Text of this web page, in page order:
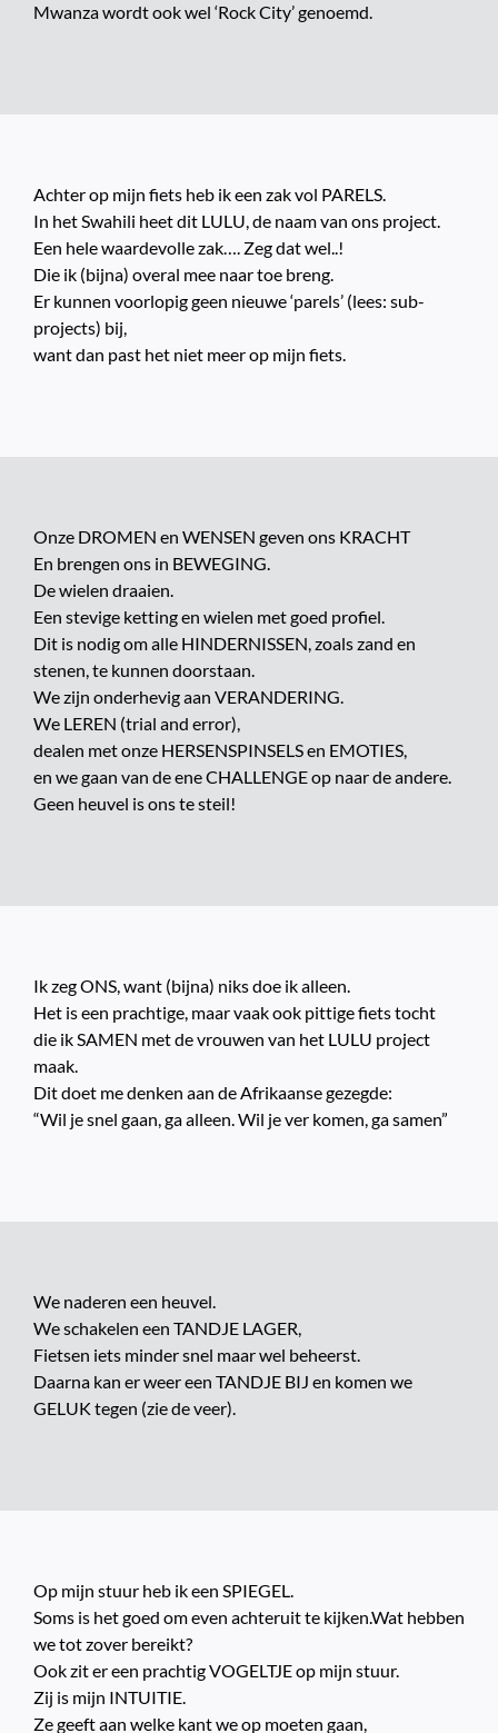
Mwanza wordt ook wel ‘Rock City’ genoemd.
Achter op mijn fiets heb ik een zak vol PARELS.
In het Swahili heet dit LULU, de naam van ons project.
Een hele waardevolle zak…. Zeg dat wel..!
Die ik (bijna) overal mee naar toe breng.
Er kunnen voorlopig geen nieuwe ‘parels’ (lees: sub-
projects) bij,
want dan past het niet meer op mijn fiets.
Onze DROMEN en WENSEN geven ons KRACHT
En brengen ons in BEWEGING.
De wielen draaien.
Een stevige ketting en wielen met goed profiel.
Dit is nodig om alle HINDERNISSEN, zoals zand en
stenen, te kunnen doorstaan.
We zijn onderhevig aan VERANDERING.
We LEREN (trial and error),
dealen met onze HERSENSPINSELS en EMOTIES,
en we gaan van de ene CHALLENGE op naar de andere.
Geen heuvel is ons te steil!
Ik zeg ONS, want (bijna) niks doe ik alleen.
Het is een prachtige, maar vaak ook pittige fiets tocht
die ik SAMEN met de vrouwen van het LULU project
maak.
Dit doet me denken aan de Afrikaanse gezegde:
“Wil je snel gaan, ga alleen. Wil je ver komen, ga samen”
We naderen een heuvel.
We schakelen een TANDJE LAGER,
Fietsen iets minder snel maar wel beheerst.
Daarna kan er weer een TANDJE BIJ en komen we
GELUK tegen (zie de veer).
Op mijn stuur heb ik een SPIEGEL.
Soms is het goed om even achteruit te kijken.Wat hebben
we tot zover bereikt?
Ook zit er een prachtig VOGELTJE op mijn stuur.
Zij is mijn INTUITIE.
Ze geeft aan welke kant we op moeten gaan,